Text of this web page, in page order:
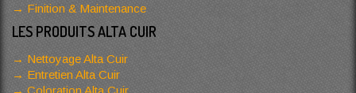
Finition & Maintenance
LES PRODUITS ALTA CUIR
Nettoyage Alta Cuir
Entretien Alta Cuir
Coloration Alta Cuir